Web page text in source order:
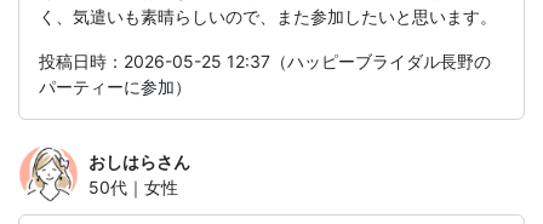
く、気遣いも素晴らしいので、また参加したいと思います。
投稿日時：2026-05-25 12:37（ハッピーブライダル長野の
パーティーに参加）
おしはらさん
50代｜女性